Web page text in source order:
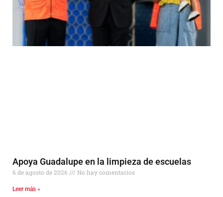
Apoya Guadalupe en la limpieza de escuelas
6 de agosto de 2026 No hay comentarios
Leer más »